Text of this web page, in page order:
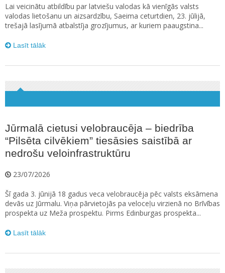
Lai veicinātu atbildību par latviešu valodas kā vienīgās valsts
valodas lietošanu un aizsardzību, Saeima ceturtdien, 23. jūlijā,
trešajā lasījumā atbalstīja grozījumus, ar kuriem paaugstina...
Lasīt tālāk
Jūrmalā cietusi velobraucēja – biedrība
“Pilsēta cilvēkiem” tiesāsies saistībā ar
nedrošu veloinfrastruktūru
23/07/2026
Šī gada 3. jūnijā 18 gadus veca velobraucēja pēc valsts eksāmena
devās uz Jūrmalu. Viņa pārvietojās pa veloceļu virzienā no Brīvības
prospekta uz Meža prospektu. Pirms Edinburgas prospekta...
Lasīt tālāk